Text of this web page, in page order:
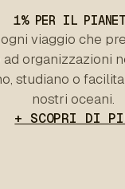
1% PER IL
ogni viaggio che
organizzazioni
studiano o
nostri oceani.
+ SCOPRI DI